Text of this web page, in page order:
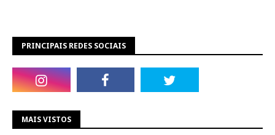
PRINCIPAIS REDES SOCIAIS
MAIS VISTOS